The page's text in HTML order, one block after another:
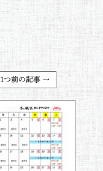
1つ前の記事 →